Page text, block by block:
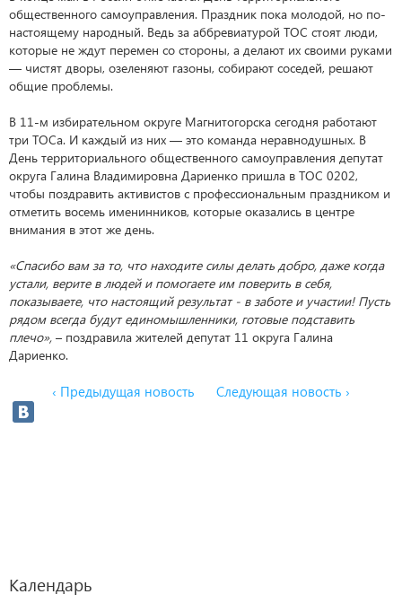
общественного самоуправления. Праздник пока молодой, но по-
настоящему народный. Ведь за аббревиатурой ТОС стоят люди,
которые не ждут перемен со стороны, а делают их своими руками
— чистят дворы, озеленяют газоны, собирают соседей, решают
общие проблемы.
В 11-м избирательном округе Магнитогорска сегодня работают
три ТОСа. И каждый из них — это команда неравнодушных. В
День территориального общественного самоуправления депутат
округа Галина Владимировна Дариенко пришла в ТОС 0202,
чтобы поздравить активистов с профессиональным праздником и
отметить восемь именинников, которые оказались в центре
внимания в этот же день.
«Спасибо вам за то, что находите силы делать добро, даже когда
устали, верите в людей и помогаете им поверить в себя,
показываете, что настоящий результат - в заботе и участии! Пусть
рядом всегда будут единомышленники, готовые подставить
плечо», – поздравила жителей депутат 11 округа Галина
Дариенко.
‹ Предыдущая новость Следующая новость ›
Календарь